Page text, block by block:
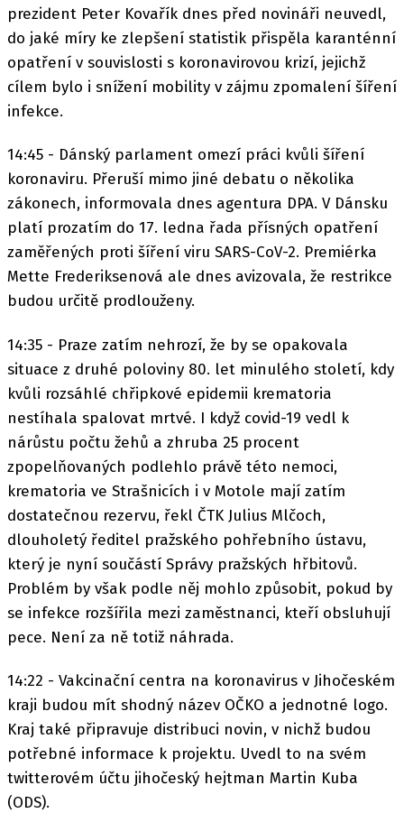
prezident Peter Kovařík dnes před novináři neuvedl,
do jaké míry ke zlepšení statistik přispěla karanténní
opatření v souvislosti s koronavirovou krizí, jejichž
cílem bylo i snížení mobility v zájmu zpomalení šíření
infekce.
14:45 - Dánský parlament omezí práci kvůli šíření
koronaviru. Přeruší mimo jiné debatu o několika
zákonech, informovala dnes agentura DPA. V Dánsku
platí prozatím do 17. ledna řada přísných opatření
zaměřených proti šíření viru SARS-CoV-2. Premiérka
Mette Frederiksenová ale dnes avizovala, že restrikce
budou určitě prodlouženy.
14:35 - Praze zatím nehrozí, že by se opakovala
situace z druhé poloviny 80. let minulého století, kdy
kvůli rozsáhlé chřipkové epidemii krematoria
nestíhala spalovat mrtvé. I když covid-19 vedl k
nárůstu počtu žehů a zhruba 25 procent
zpopelňovaných podlehlo právě této nemoci,
krematoria ve Strašnicích i v Motole mají zatím
dostatečnou rezervu, řekl ČTK Julius Mlčoch,
dlouholetý ředitel pražského pohřebního ústavu,
který je nyní součástí Správy pražských hřbitovů.
Problém by však podle něj mohlo způsobit, pokud by
se infekce rozšířila mezi zaměstnanci, kteří obsluhují
pece. Není za ně totiž náhrada.
14:22 - Vakcinační centra na koronavirus v Jihočeském
kraji budou mít shodný název OČKO a jednotné logo.
Kraj také připravuje distribuci novin, v nichž budou
potřebné informace k projektu. Uvedl to na svém
twitterovém účtu jihočeský hejtman Martin Kuba
(ODS).